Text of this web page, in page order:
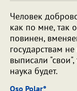
Человек
как по мне, так
повинен,
государствам
выписали
наука будет.
Oso Polar°